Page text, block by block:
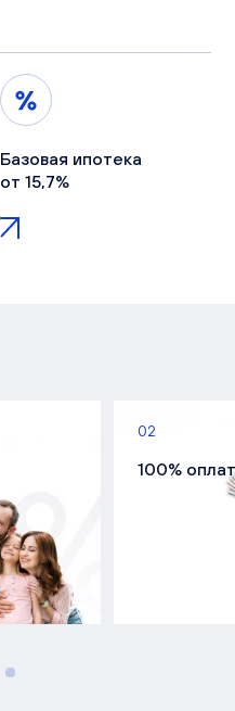
Базовая ипотека
от 15,7%
02
100%